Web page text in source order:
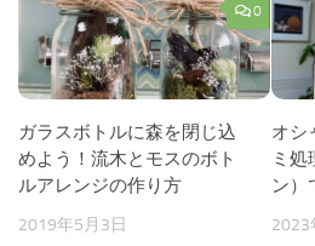
0
ガラスボトルに森を閉じ込
めよう！流木とモスのボト
ルアレンジの作り方
2019年5月3日
オシ
ミ処
ン）
2023